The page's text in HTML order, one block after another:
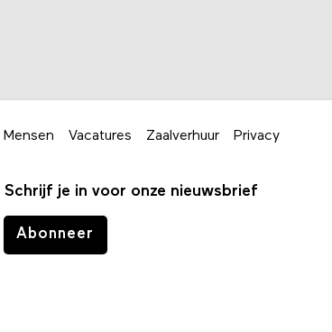
Mensen Vacatures Zaalverhuur Privacy
Schrijf je in voor onze nieuwsbrief
Abonneer